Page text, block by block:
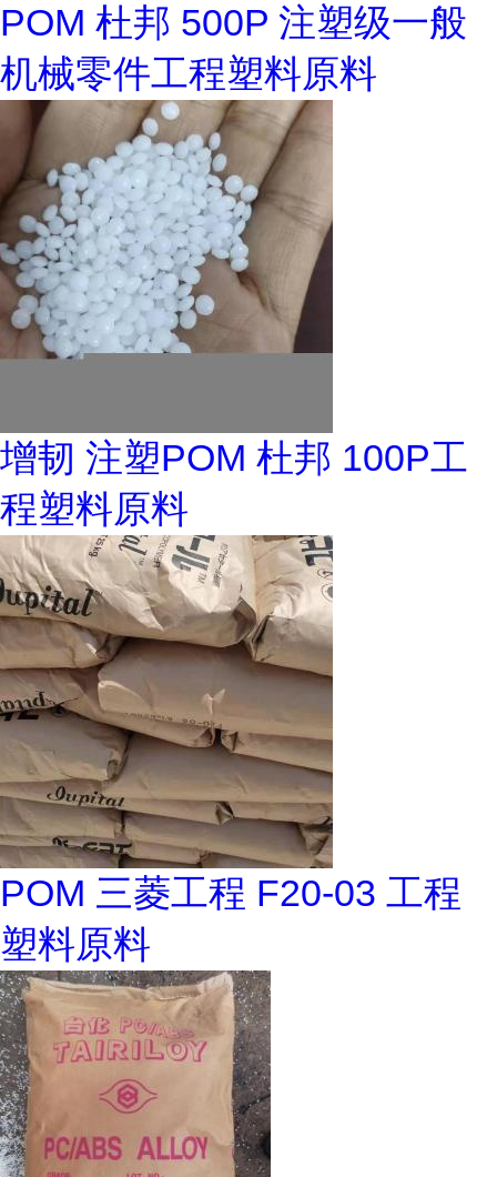
POM 杜邦 500P 注塑级一般
机械零件工程塑料原料
增韧 注塑POM 杜邦 100P工
程塑料原料
POM 三菱工程 F20-03 工程
塑料原料